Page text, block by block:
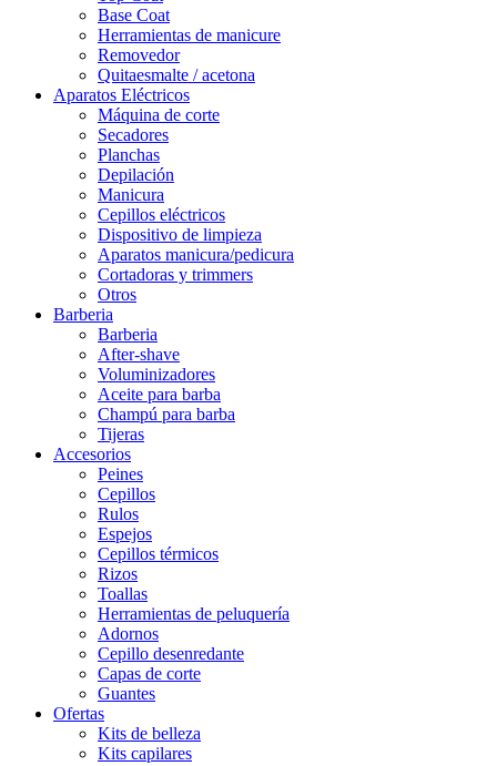
Base Coat
Herramientas de manicure
Removedor
Quitaesmalte / acetona
Aparatos Eléctricos
Máquina de corte
Secadores
Planchas
Depilación
Manicura
Cepillos eléctricos
Dispositivo de limpieza
Aparatos manicura/pedicura
Cortadoras y trimmers
Otros
Barberia
Barberia
After-shave
Voluminizadores
Aceite para barba
Champú para barba
Tijeras
Accesorios
Peines
Cepillos
Rulos
Espejos
Cepillos térmicos
Rizos
Toallas
Herramientas de peluquería
Adornos
Cepillo desenredante
Capas de corte
Guantes
Ofertas
Kits de belleza
Kits capilares